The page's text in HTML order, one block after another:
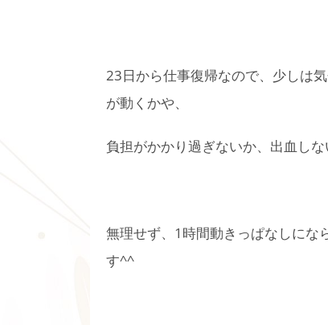
23日から仕事復帰なので、少しは
が動くかや、
負担がかかり過ぎないか、出血し
無理せず、1時間動きっぱなしにな
す^^